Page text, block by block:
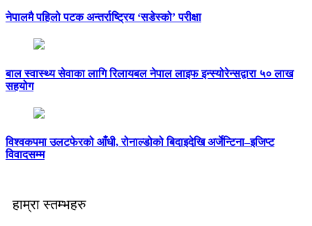
नेपालमै पहिलो पटक अन्तर्राष्ट्रिय ‘सडेस्को’ परीक्षा
बाल स्वास्थ्य सेवाका लागि रिलायबल नेपाल लाइफ इन्स्योरेन्सद्वारा ५० लाख
सहयोग
विश्वकपमा उलटफेरको आँधी, रोनाल्डोको बिदाइदेखि अर्जेन्टिना–इजिप्ट
विवादसम्म
हाम्रा स्तम्भहरु